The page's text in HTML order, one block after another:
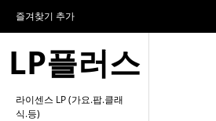
즐겨찾기 추가
LP플러스
라이센스 LP (가요.팝.클래
식.등)